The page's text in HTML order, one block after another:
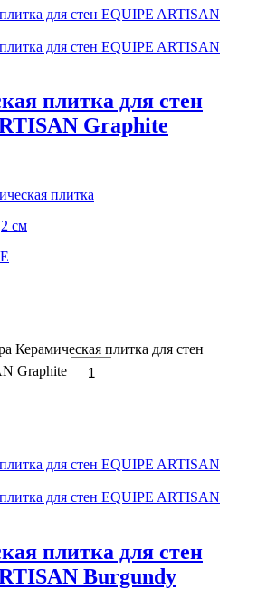
плитка для стен
Graphite
плитка
см
Керамическая плитка для стен
Graphite
плитка для стен
Burgundy